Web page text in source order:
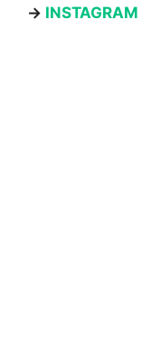
→ INSTAGRAM